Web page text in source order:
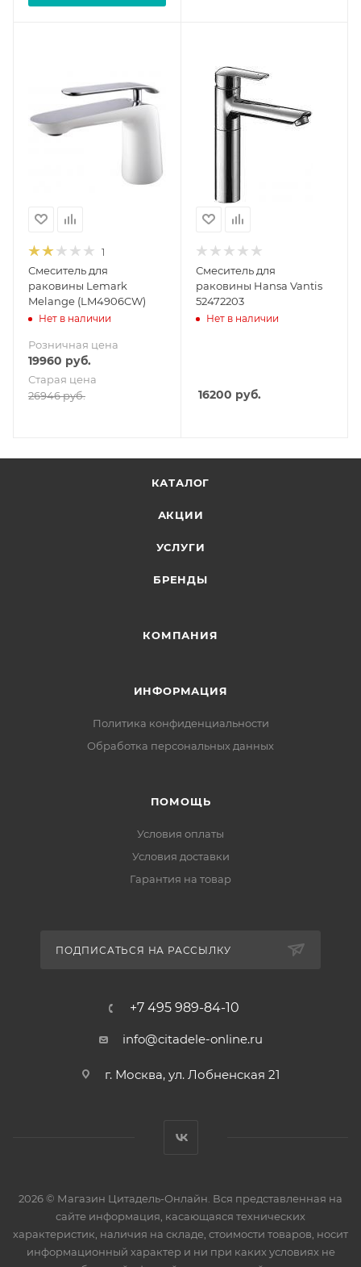
1
Смеситель для
раковины Lemark
Melange (LM4906CW)
Нет в наличии
Розничная цена
19960 руб.
Старая цена
26946руб.
Смеситель для
раковины Hansa Vantis
52472203
Нет в наличии
16200 руб.
КАТАЛОГ
АКЦИИ
УСЛУГИ
БРЕНДЫ
КОМПАНИЯ
ИНФОРМАЦИЯ
Политика конфиденциальности
Обработка персональных данных
ПОМОЩЬ
Условия оплаты
Условия доставки
Гарантия на товар
ПОДПИСАТЬСЯ НА РАССЫЛКУ
+7 495 989-84-10
info@citadele-online.ru
г. Москва, ул. Лобненская 21
2026 © Магазин Цитадель-Онлайн. Вся представленная на
сайте информация, касающаяся технических
характеристик, наличия на складе, стоимости товаров, носит
информационный характер и ни при каких условиях не